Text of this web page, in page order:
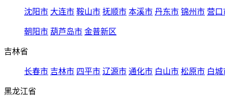
沈阳市 大连市 鞍山市 抚顺市 本溪市 丹东市 锦州市 营口
朝阳市 葫芦岛市 金普新区
吉林省
长春市 吉林市 四平市 辽源市 通化市 白山市 松原市 白城
黑龙江省